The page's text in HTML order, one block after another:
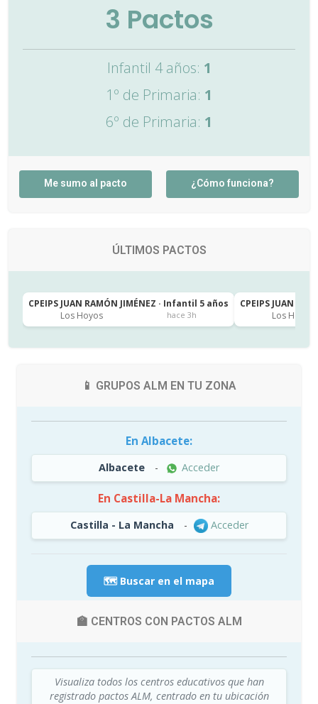
3 Pactos
Infantil 4 años: 1
1º de Primaria: 1
6º de Primaria: 1
Me sumo al pacto ¿Cómo funciona?
ÚLTIMOS PACTOS
CPEIPS JUAN RAMÓN JIMÉNEZ · Infantil 5 años
Los Hoyos
hace 3h
CPEIPS JUAN
Los Hoyos
📱 GRUPOS ALM EN TU ZONA
En Albacete:
Albacete - Acceder
En Castilla-La Mancha:
Castilla - La Mancha - Acceder
🗺️ Buscar en el mapa
🏫 CENTROS CON PACTOS ALM
Visualiza todos los centros educativos que han
registrado pactos ALM, centrado en tu ubicación